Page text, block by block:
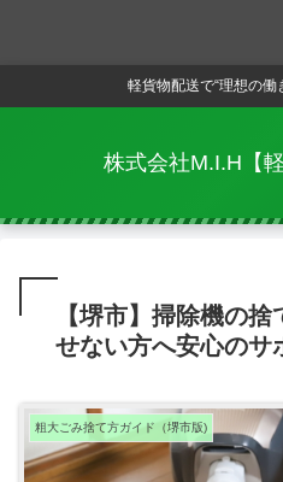
軽貨物配送で“理想の働
株式会社M.I.H【
【堺市】掃除機の
せない方へ安心のサ
粗大ごみ捨て方ガイド（堺市版)